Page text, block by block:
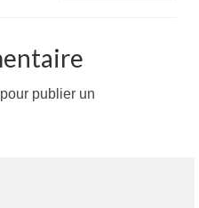
pour publier un